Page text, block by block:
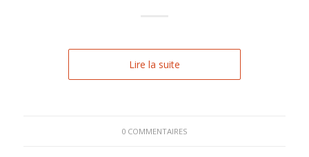
Lire la suite
0 COMMENTAIRES